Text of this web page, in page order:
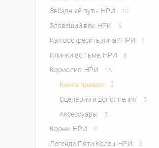
Звёздный путь. НРИ 10
Зловещий век. НРИ 5
Как воскресить лича? НРИ 1
Клинки во тьме. НРИ 6
Кориолис. НРИ 16
Книга правил 2
Сценарии и дополнения 9
Аксессуары 5
Корни. НРИ 2
Легенда Пяти Колец. НРИ 2